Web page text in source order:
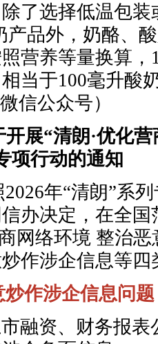
除了选择低温包
产品外，奶酪、
营养等量换算，
当于100毫升酸
信公众号）
开展“清朗·优化
项行动的通知
2026年“清朗”系
办决定，在全
网络环境 整治
作涉企信息等四
炒作涉企信息问题
资、财务报表